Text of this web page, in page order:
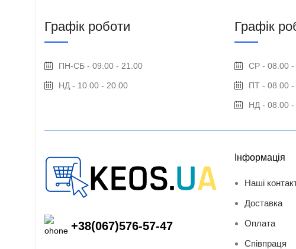
Графік роботи
ПН-СБ - 09.00 - 21.00
НД - 10.00 - 20.00
Графік
СР - 08.00 -
ПТ - 08.00 -
НД - 08.00 -
+38(067)576-57-47
Інформація
Наші
Доставка
Оплата
Співпраця